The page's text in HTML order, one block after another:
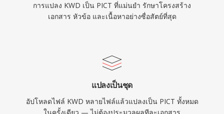
การแปลง KWD เป็น PICT ที่แม่นยำ รักษาโครงสร้าง
เอกสาร หัวข้อ และเนื้อหาอย่างซื่อสัตย์ที่สุด
แปลงเป็นชุด
อัปโหลดไฟล์ KWD หลายไฟล์แล้วแปลงเป็น PICT ทั้งหมด